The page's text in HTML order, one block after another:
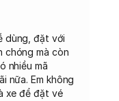
dùng, đặt với
chóng mà còn
nhiều mã
nữa. Em không
xe để đặt vé